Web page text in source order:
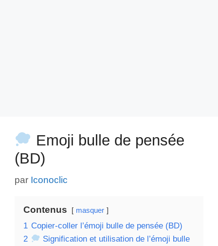
Emoji bulle de pensée
(BD)
par Iconoclic
Contenus masquer
1 Copier-coller l’émoji bulle de pensée (BD)
2
Signification et utilisation de l’émoji bulle